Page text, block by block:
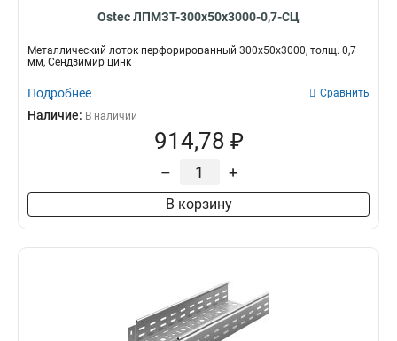
Ostec ЛПМЗТ-300х50х3000-0,7-СЦ
Металлический лоток перфорированный 300х50х3000, толщ. 0,7
мм, Сендзимир цинк
Подробнее Сравнить
Наличие: В наличии
914,78 ₽
– +
В корзину